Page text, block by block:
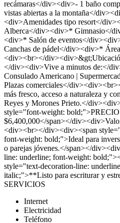
recámaras</div><div>- 1 baño
vistas abiertas a la montaña</
<div>Amenidades tipo resort</
Alberca</div><div>* Gimnasio</
<div>* Salón de eventos</
Canchas de pádel</div><div>*
<div><br></
</div><div>Vive a minutos de:</
Consulado Americano |
Plazas comerciales</
más fresco, acceso a naturaleza y
Reyes y Morones Prieto.</
style="font-weight:
$6,400,000</span></
<div><br></div><div><span
font-weight: bold;">Ideal para
o parejas jóvenes.</span></
line: underline; font-weight:
style="text-decoration-line:
italic;">**Listo para escriturar y
SERVICIOS
Internet
Electricidad
Teléfono